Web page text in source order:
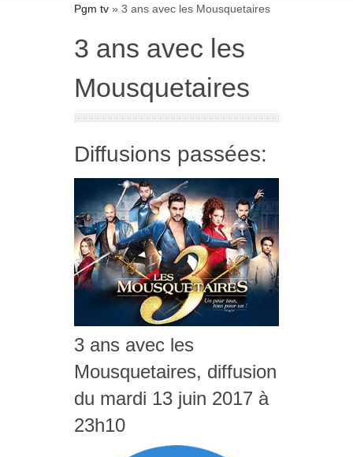
Pgm tv » 3 ans avec les Mousquetaires
3 ans avec les
Mousquetaires
Diffusions passées:
3 ans avec les
Mousquetaires, diffusion
du mardi 13 juin 2017 à
23h10